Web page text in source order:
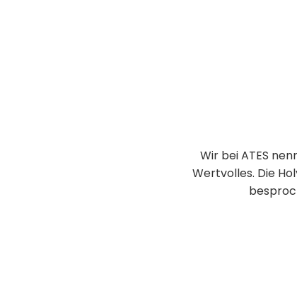
Wir bei ATES
Wertvolles. Die